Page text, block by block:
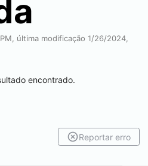
última modificação 1/26/2024,
encontrado.
Reportar erro